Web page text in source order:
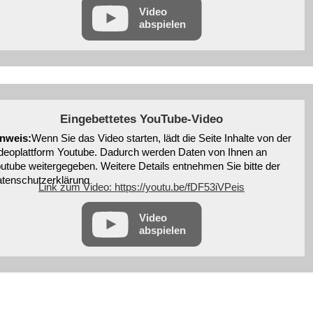
Video
abspielen
Eingebettetes YouTube-Video
Wenn Sie das Video starten, lädt die Seite Inhalte von der
Youtube. Dadurch werden Daten von Ihnen an
weitergegeben. Weitere Details entnehmen Sie bitte der
Link zum Video: https://youtu.be/fDF53iVPeis
Video
abspielen